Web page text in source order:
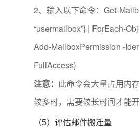
2、输入以下命令：Get-
“usermailbox”} | ForEach-
Add-MailboxPermission -
FullAccess}
注意： 此命令会大量占用内
较多时，需要较长时间才能
（5）评估邮件搬迁量